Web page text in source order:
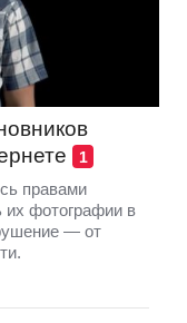
1
правами
их фотографии в
— от